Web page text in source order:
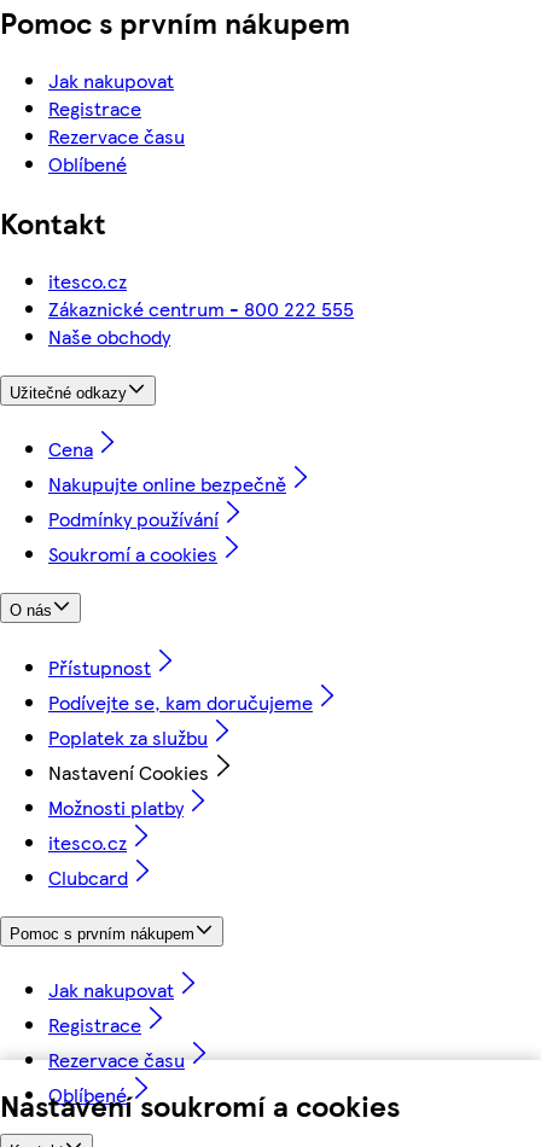
Nastavení soukromí a cookies
Pomoc s prvním nákupem
Jak nakupovat
Registrace
Rezervace času
Oblíbené
Kontakt
itesco.cz
Zákaznické centrum - 800 222 555
Naše obchody
Užitečné odkazy
Cena
Nakupujte online bezpečně
Podmínky používání
Soukromí a cookies
O nás
Přístupnost
Podívejte se, kam doručujeme
Poplatek za službu
Nastavení Cookies
Možnosti platby
itesco.cz
Clubcard
Pomoc s prvním nákupem
Jak nakupovat
Registrace
Rezervace času
Oblíbené